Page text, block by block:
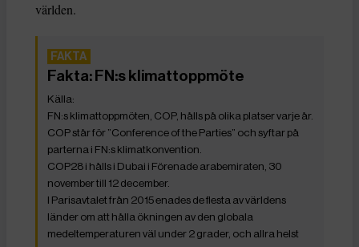
världen.
Fakta: FN:s klimattoppmöte
FN:s klimattoppmöten, COP, hålls på olika platser varje år.
COP står för ”Conference of the Parties” och syftar på
parterna i FN:s klimatkonvention.
COP28 i hålls i Dubai i Förenade arabemiraten, 30
november till 12 december.
I Parisavtalet från 2015 enades de flesta av världens
länder om att hålla ökningen av den globala
medeltemperaturen väl under 2 grader, och allra helst